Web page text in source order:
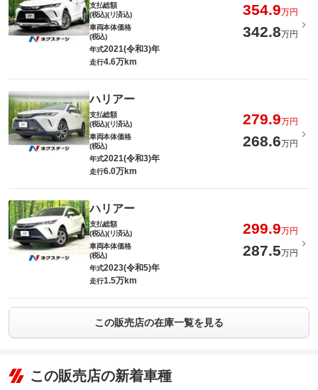
支払総額
(税込)(リ済込)
354.9万円
車両本体価格
(税込)
342.8万円
年式2021(令和3)年
走行4.6万km
ハリアー
支払総額
(税込)(リ済込)
279.9万円
車両本体価格
(税込)
268.6万円
年式2021(令和3)年
走行6.0万km
ハリアー
支払総額
(税込)(リ済込)
299.9万円
車両本体価格
(税込)
287.5万円
年式2023(令和5)年
走行1.5万km
この販売店の在庫一覧を見る
この販売店の新着車種